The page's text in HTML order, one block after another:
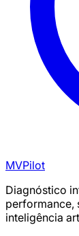
MVPilot
Diagnóstico
performance,
inteligência